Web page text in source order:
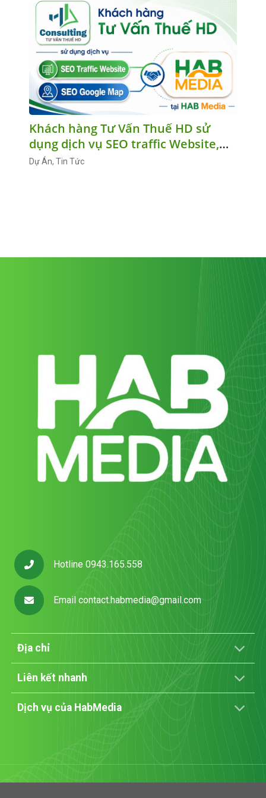
Khách hàng Tư Vấn Thuế HD sử
dụng dịch vụ SEO traffic Website,
SEO Google Map tại HAB Media
Dự Án, Tin Tức
Hotline 0943.165.558
Emailcontact.habmedia@gmail.com
Địa chỉ
Liên kết nhanh
Dịch vụ của HabMedia